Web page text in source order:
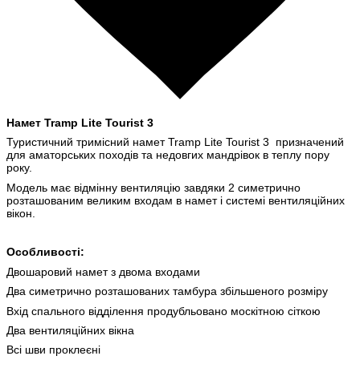
Намет Tramp Lite Tourist 3
Туристичний тримісний намет Tramp Lite Tourist 3
призначений
для аматорських походів та недовгих мандрівок в теплу пору
року.
Модель має відмінну вентиляцію завдяки 2 симетрично
розташованим великим входам в намет і системі вентиляційних
вікон.
Особливості:
Двошаровий намет з двома входами
Два симетрично розташованих тамбура збільшеного розміру
Вхід спального відділення продубльовано москітною сіткою
Два вентиляційних вікна
Всі шви проклеєні